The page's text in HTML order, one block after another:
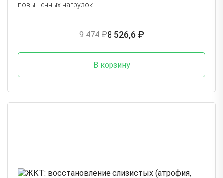
повышенных нагрузок
9 474 ₽8 526,6 ₽
В корзину